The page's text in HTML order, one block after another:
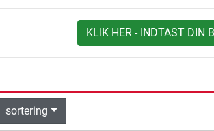
KLIK HER - INDTAST DIN
sortering